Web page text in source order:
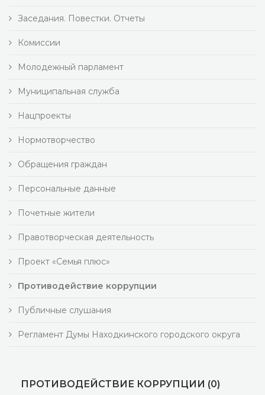
Заседания. Повестки. Отчеты
Комиссии
Молодежный парламент
Муниципальная служба
Нацпроекты
Нормотворчество
Обращения граждан
Персональные данные
Почетные жители
Правотворческая деятельность
Проект «Семья плюс»
Противодействие коррупции
Публичные слушания
Регламент Думы Находкинского городского округа
ПРОТИВОДЕЙСТВИЕ КОРРУПЦИИ (0)